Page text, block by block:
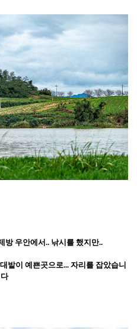
방 우안에서.. 낚시를 했지만..
밭이 예쁜곳으로... 자리를 잡았습니
다